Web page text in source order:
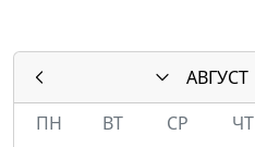
АВГУСТ
ПН
ВТ СР ЧТ